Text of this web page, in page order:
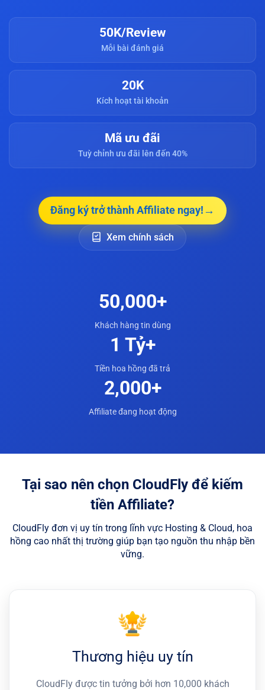
50K/Review
Mỗi bài đánh giá
20K
Kích hoạt tài khoản
Mã ưu đãi
Tuỳ chỉnh ưu đãi lên đến 40%
Đăng ký trở thành Affiliate ngay! →
Xem chính sách
50,000+
Khách hàng tin dùng
1 Tỷ+
Tiền hoa hồng đã trả
2,000+
Affiliate đang hoạt động
Tại sao nên chọn CloudFly để kiếm
tiền Affiliate?
CloudFly đơn vị uy tín trong lĩnh vực Hosting & Cloud, hoa
hồng cao nhất thị trường giúp bạn tạo nguồn thu nhập bền
vững.
Thương hiệu uy tín
CloudFly được tin tưởng bởi hơn 10,000 khách